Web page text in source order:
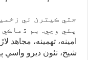
جتي ڪيترن ئي
امينه، تهمينه،
شيخ، نئون ديرو واسي